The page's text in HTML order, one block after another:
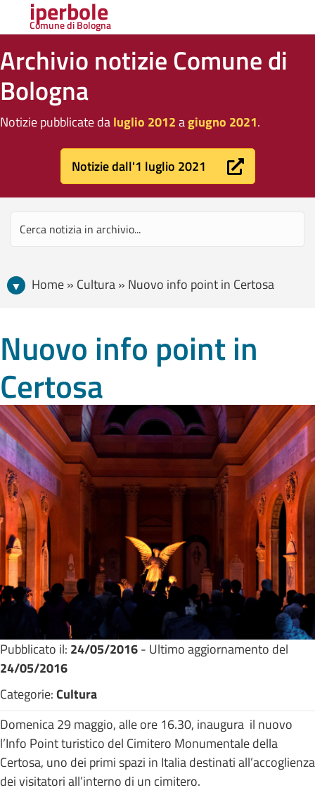
iperbole
Comune di Bologna
Archivio notizie Comune di
Bologna
Notizie pubblicate daluglio 2012agiugno 2021.
Notizie dall'1 luglio 2021
Home » Cultura » Nuovo info point in Certosa
Nuovo info point in
Certosa
Pubblicato il: 24/05/2016- Ultimo aggiornamento del
24/05/2016
Categorie:Cultura
Domenica 29 maggio, alle ore 16.30, inaugura il nuovo
l’Info Point turistico del Cimitero Monumentale della
Certosa, uno dei primi spazi in Italia destinati all’accoglienza
dei visitatori all’interno di un cimitero.